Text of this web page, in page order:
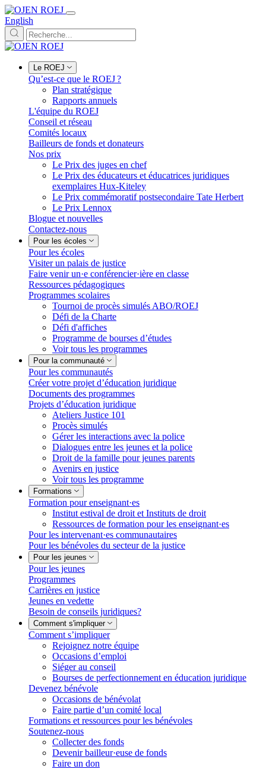
English
Le ROEJ
Qu’est-ce que le ROEJ ?
Plan stratégique
Rapports annuels
L'équipe du ROEJ
Conseil et réseau
Comités locaux
Bailleurs de fonds et donateurs
Nos prix
Le Prix des juges en chef
Le Prix des éducateurs et éducatrices juridiques
exemplaires Hux-Kiteley
Le Prix commémoratif postsecondaire Tate Herbert
Le Prix Lennox
Blogue et nouvelles
Contactez-nous
Pour les écoles
Pour les écoles
Visiter un palais de justice
Faire venir un·e conférencier·ière en classe
Ressources pédagogiques
Programmes scolaires
Tournoi de procès simulés ABO/ROEJ
Défi de la Charte
Défi d'affiches
Programme de bourses d’études
Voir tous les programmes
Pour la communauté
Pour les communautés
Créer votre projet d’éducation juridique
Documents des programmes
Projets d’éducation juridique
Ateliers Justice 101
Procès simulés
Gérer les interactions avec la police
Dialogues entre les jeunes et la police
Droit de la famille pour jeunes parents
Avenirs en justice
Voir tous les programme
Formations
Formation pour enseignant·es
Institut estival de droit et Instituts de droit
Ressources de formation pour les enseignant·es
Pour les intervenant·es communautaires
Pour les bénévoles du secteur de la justice
Pour les jeunes
Pour les jeunes
Programmes
Carrières en justice
Jeunes en vedette
Besoin de conseils juridiques?
Comment s'impliquer
Comment s’impliquer
Rejoignez notre équipe
Occasions d’emploi
Siéger au conseil
Bourses de perfectionnement en éducation juridique
Devenez bénévole
Occasions de bénévolat
Faire partie d’un comité local
Formations et ressources pour les bénévoles
Soutenez-nous
Collecter des fonds
Devenir bailleur·euse de fonds
Faire un don